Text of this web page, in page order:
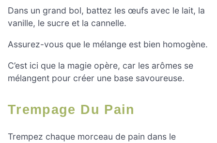
Dans un grand bol, battez les œufs avec le lait, la
vanille, le sucre et la cannelle.
Assurez-vous que le mélange est bien homogène.
C’est ici que la magie opère, car les arômes se
mélangent pour créer une base savoureuse.
Trempage Du Pain
Trempez chaque morceau de pain dans le